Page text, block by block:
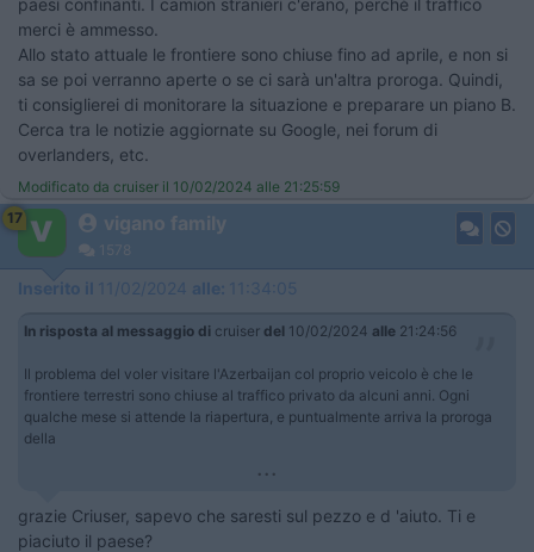
paesi confinanti. I camion stranieri c'erano, perchè il traffico
merci è ammesso.
Allo stato attuale le frontiere sono chiuse fino ad aprile, e non si
sa se poi verranno aperte o se ci sarà un'altra proroga. Quindi,
ti consiglierei di monitorare la situazione e preparare un piano B.
Cerca tra le notizie aggiornate su Google, nei forum di
overlanders, etc.
Modificato da cruiser il 10/02/2024 alle 21:25:59
17
vigano family
1578
Inserito il 11/02/2024 alle: 11:34:05
In risposta al messaggio di cruiser del 10/02/2024 alle 21:24:56
Il problema del voler visitare l'Azerbaijan col proprio veicolo è che le
frontiere terrestri sono chiuse al traffico privato da alcuni anni. Ogni
qualche mese si attende la riapertura, e puntualmente arriva la proroga
della
...
grazie Criuser, sapevo che saresti sul pezzo e d 'aiuto. Ti e
piaciuto il paese?